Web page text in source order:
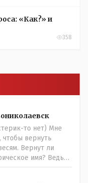
«Как?» и
358
то нет) Мне
чтобы вернуть
Вернут ли
имя? Ведь
Или тут